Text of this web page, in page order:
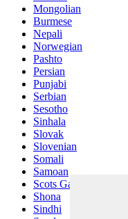
Mongolian
Burmese
Nepali
Norwegian
Pashto
Persian
Punjabi
Serbian
Sesotho
Sinhala
Slovak
Slovenian
Somali
Samoan
Scots Gaelic
Shona
Sindhi